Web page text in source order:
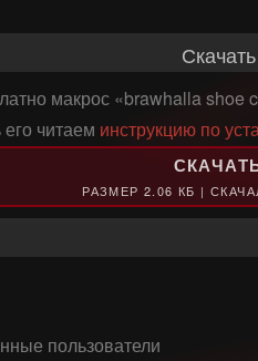
Скачать
макрос «brawhalla
читаем инструкцию по
РАЗМЕР 2.06 КБ |
пользователи